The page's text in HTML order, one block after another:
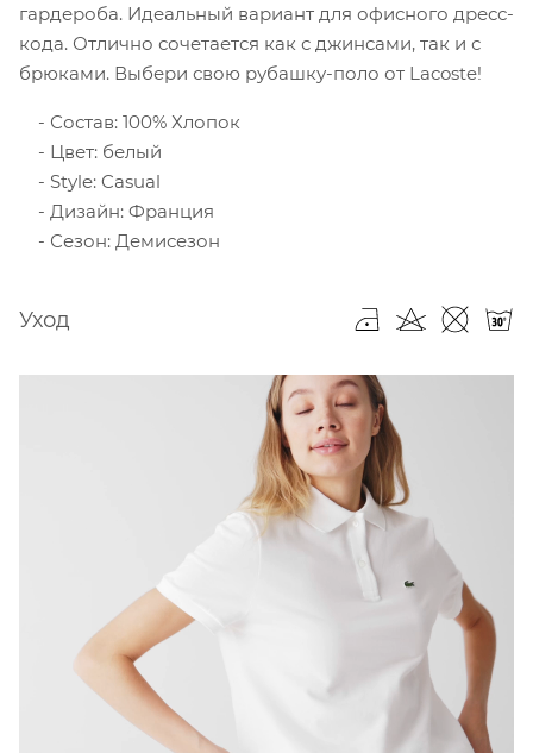
гардероба. Идеальный вариант для офисного дресс-
кода. Отлично сочетается как с джинсами, так и с
брюками. Выбери свою рубашку-поло от Lacoste!
Состав: 100% Хлопок
Цвет: белый
Style: Casual
Дизайн: Франция
Сезон: Демисезон
Уход